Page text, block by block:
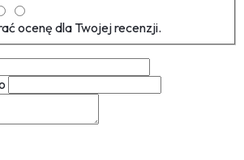
ocenę dla Twojej recenzji.